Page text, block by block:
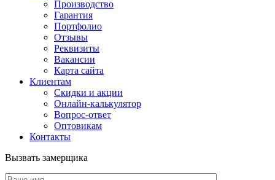
Производство
Гарантия
Портфолио
Отзывы
Реквизиты
Вакансии
Карта сайта
Клиентам
Скидки и акции
Онлайн-калькулятор
Вопрос-ответ
Оптовикам
Контакты
Вызвать замерщика